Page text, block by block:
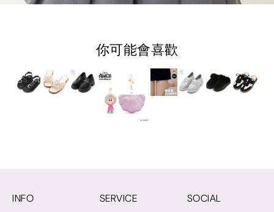
你可能會喜歡
INFO
SERVICE
SOCIAL